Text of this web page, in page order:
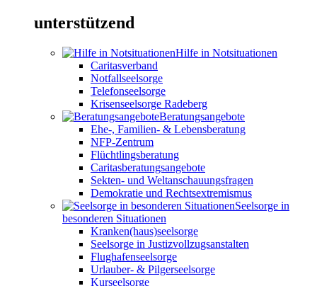
unterstützend
Hilfe in Notsituationen
Caritasverband
Notfallseelsorge
Telefonseelsorge
Krisenseelsorge Radeberg
Beratungsangebote
Ehe-, Familien- & Lebensberatung
NFP-Zentrum
Flüchtlingsberatung
Caritasberatungsangebote
Sekten- und Weltanschauungsfragen
Demokratie und Rechtsextremismus
Seelsorge in
besonderen Situationen
Kranken(haus)seelsorge
Seelsorge in Justizvollzugsanstalten
Flughafenseelsorge
Urlauber- & Pilgerseelsorge
Kurseelsorge